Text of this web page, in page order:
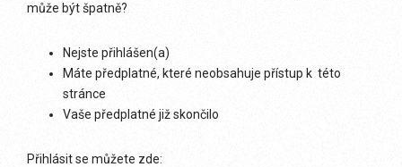
může být špatně?
Nejste přihlášen(a)
Máte předplatné, které neobsahuje přístup k této
stránce
Vaše předplatné již skončilo
Přihlásit se můžete zde: